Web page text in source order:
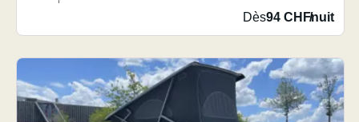
Dès94 CHF/nuit